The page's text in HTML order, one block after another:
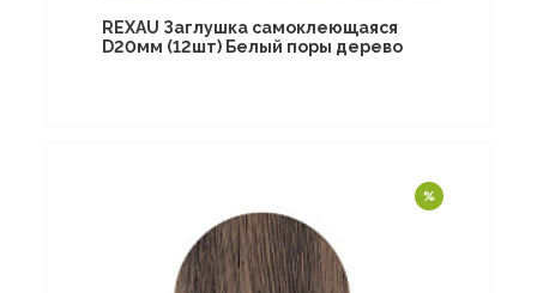
REXAU Заглушка самоклеющаяся
D20мм (12шт) Белый поры дерево